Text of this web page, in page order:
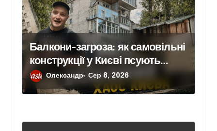
Балкони-загроза: як самовільні
конструкції у Києві псують
фасади будинків і ставлять під
ризик сусідів
Олександр Сер 8, 2026